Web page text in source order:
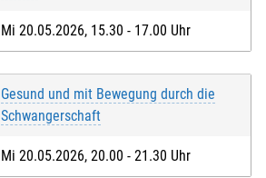
Mi 20.05.2026, 15.30 - 17.00 Uhr
Gesund und mit Bewegung durch die
Schwangerschaft
Mi 20.05.2026, 20.00 - 21.30 Uhr